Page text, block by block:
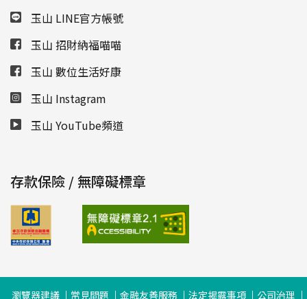
玉山 LINE官方帳號
玉山 招財納福喵喵
玉山 數位生活好康
玉山 Instagram
玉山 YouTube頻道
存款保險 / 無障礙標章
瀏覽器建議 常見問題 金融友善服務 法定揭露事項 公司治理